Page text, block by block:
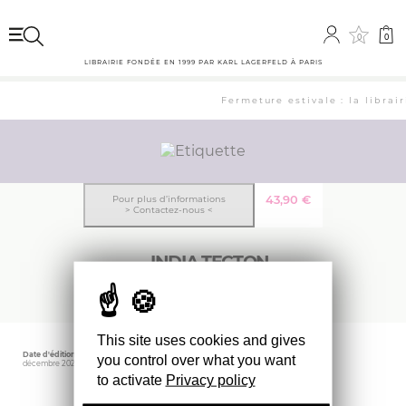
0 0
LIBRAIRIE FONDÉE EN 1999 PAR KARL LAGERFELD À PARIS
Fermeture estivale : la
INDIA TECTON
43,90€
Pour plus d’informations
> Contactez-nous <
Date d'édition
décembre 2022
Éditeur
HGV
Poids
1650 gr
This site uses cookies and gives
you control over what you want
to activate Privacy policy